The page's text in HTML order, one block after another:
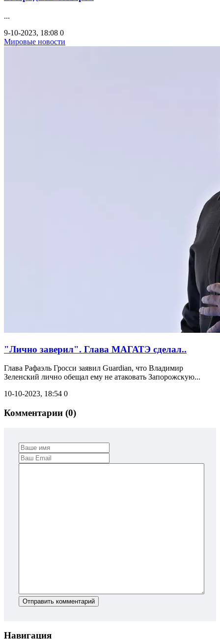
...
9-10-2023, 18:08 0
Мировые новости
"Лично заверил". Глава МАГАТЭ сделал..
Глава Рафаэль Гросси заявил Guardian, что Владимир
Зеленский лично обещал ему не атаковать Запорожскую...
10-10-2023, 18:54 0
Комментарии (0)
Отправить комментарий
Навигация